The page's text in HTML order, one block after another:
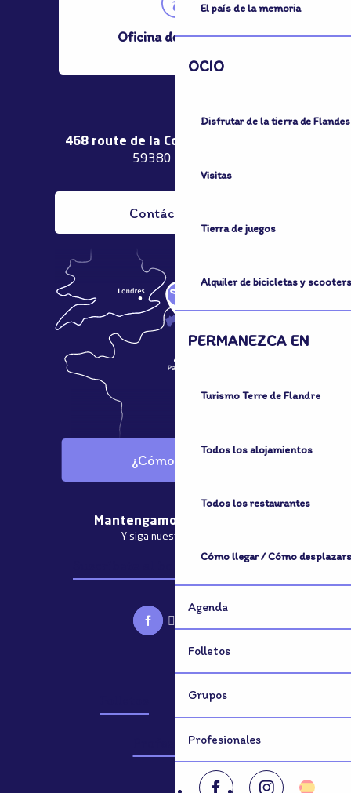
El país de la memoria
OCIO
Disfrutar de la tierra de Flandes
Visitas
Tierra de juegos
Alquiler de bicicletas y scooters
PERMANEZCA EN
Turismo Terre de Flandre
Todos los alojamientos
Todos los restaurantes
Cómo llegar / Cómo
Agenda
Folletos
Grupos
Profesionales
Oficina de Turismo
468 route de la Couronne de Bierne
59380 Bergues
Contáctenos
¿Cómo llegar?
Mantengamos el contacto
Y siga nuestras noticias
Suscríbete al boletín informativo
Grupos
Profesionales